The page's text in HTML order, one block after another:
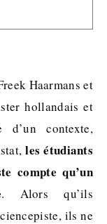
Haarmans et
hollandais et
contexte,
les étudiants
compte qu’un
. Alors qu’ils
ils ne